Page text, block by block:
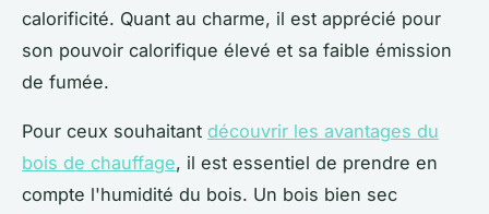
calorificité. Quant au charme, il est apprécié pour
son pouvoir calorifique élevé et sa faible émission
de fumée.
Pour ceux souhaitant découvrir les avantages du
bois de chauffage, il est essentiel de prendre en
compte l'humidité du bois. Un bois bien sec